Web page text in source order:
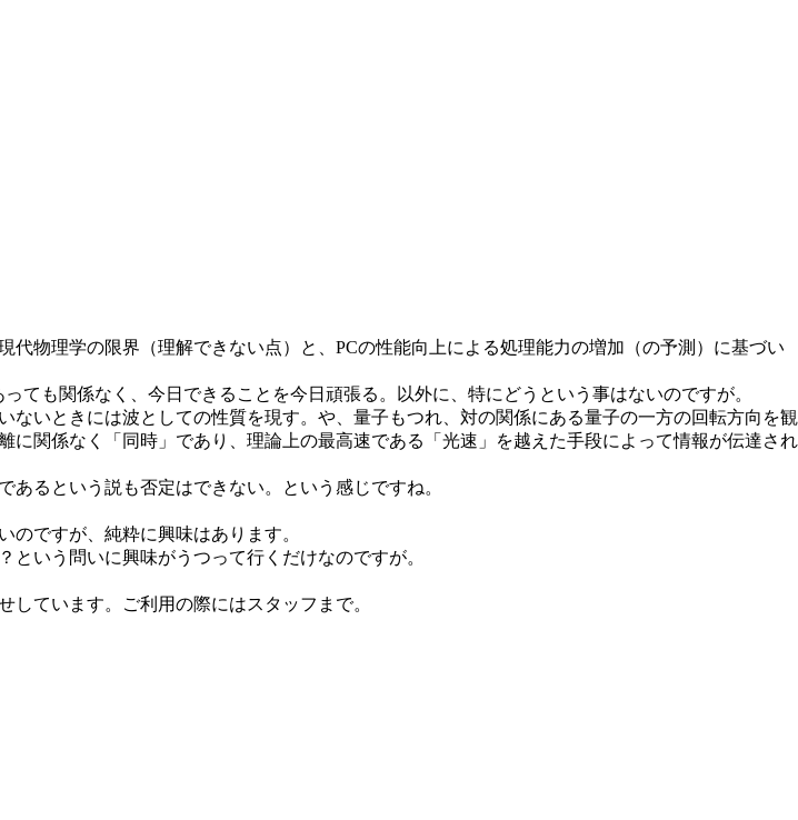
物理学の限界（理解できない点）と、PCの性能向上による処理能力の増加（の予測）に基づい
も関係なく、今日できることを今日頑張る。以外に、特にどうという事はないのですが。
いときには波としての性質を現す。や、量子もつれ、対の関係にある量子の一方の回転方向を観
関係なく「同時」であり、理論上の最高速である「光速」を越えた手段によって情報が伝達され
るという説も否定はできない。という感じですね。
ですが、純粋に興味はあります。
いう問いに興味がうつって行くだけなのですが。
しています。ご利用の際にはスタッフまで。